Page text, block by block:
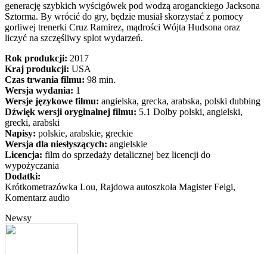
generację szybkich wyścigówek pod wodzą aroganckiego Jacksona
Sztorma. By wrócić do gry, będzie musiał skorzystać z pomocy
gorliwej trenerki Cruz Ramirez, mądrości Wójta Hudsona oraz
liczyć na szczęśliwy splot wydarzeń.
Rok produkcji: 2017
Kraj produkcji: USA
Czas trwania filmu: 98 min.
Wersja wydania: 1
Wersje językowe filmu: angielska, grecka, arabska, polski dubbing
Dźwięk wersji oryginalnej filmu: 5.1 Dolby polski, angielski,
grecki, arabski
Napisy: polskie, arabskie, greckie
Wersja dla niesłyszących: angielskie
Licencja: film do sprzedaży detalicznej bez licencji do
wypożyczania
Dodatki:
Krótkometrazówka Lou, Rajdowa autoszkoła Magister Felgi,
Komentarz audio
Newsy